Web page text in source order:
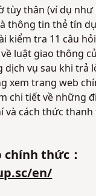
tùy thân (ví dụ
thông tin thẻ tín
kiểm tra 11 câu
luật giao thông
dịch vụ sau khi trả
xem trang web
chi tiết về những
và cách thức
thức：
en/